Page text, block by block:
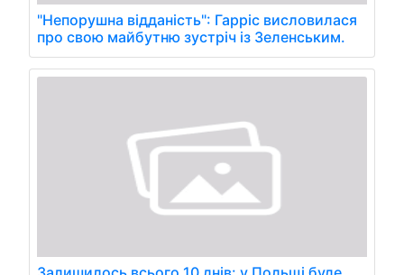
"Непорушна відданість": Гарріс висловилася
про свою майбутню зустріч із Зеленським.